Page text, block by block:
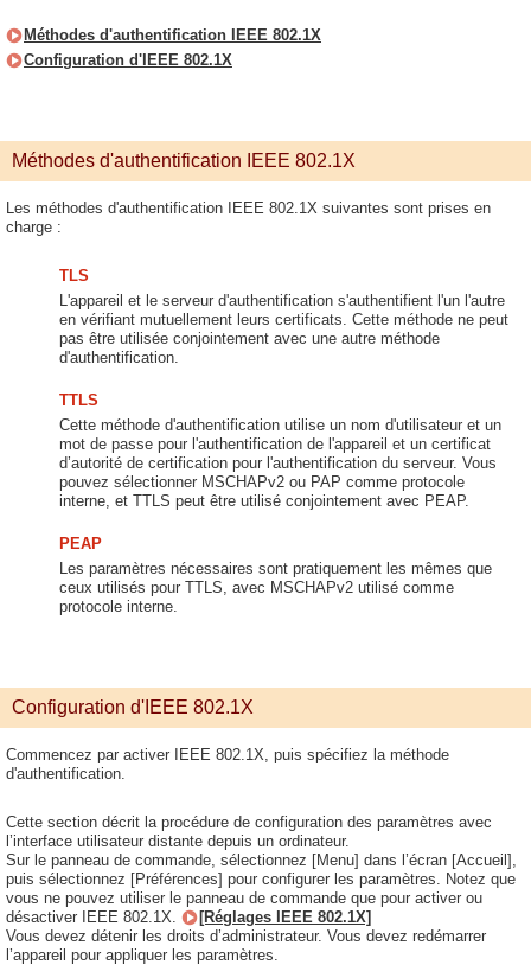
Méthodes d'authentification IEEE 802.1X
Configuration d'IEEE 802.1X
Méthodes d'authentification IEEE 802.1X
Les méthodes d'authentification IEEE 802.1X suivantes sont prises en
charge :
TLS
L'appareil et le serveur d'authentification s'authentifient l'un l'autre
en vérifiant mutuellement leurs certificats. Cette méthode ne peut
pas être utilisée conjointement avec une autre méthode
d'authentification.
TTLS
Cette méthode d'authentification utilise un nom d'utilisateur et un
mot de passe pour l'authentification de l'appareil et un certificat
d’autorité de certification pour l'authentification du serveur. Vous
pouvez sélectionner MSCHAPv2 ou PAP comme protocole
interne, et TTLS peut être utilisé conjointement avec PEAP.
PEAP
Les paramètres nécessaires sont pratiquement les mêmes que
ceux utilisés pour TTLS, avec MSCHAPv2 utilisé comme
protocole interne.
Configuration d'IEEE 802.1X
Commencez par activer IEEE 802.1X, puis spécifiez la méthode
d'authentification.
Cette section décrit la procédure de configuration des paramètres avec
l’interface utilisateur distante depuis un ordinateur.
Sur le panneau de commande, sélectionnez [Menu] dans l’écran [Accueil],
puis sélectionnez [Préférences] pour configurer les paramètres. Notez que
vous ne pouvez utiliser le panneau de commande que pour activer ou
désactiver IEEE 802.1X.
[Réglages IEEE 802.1X]
Vous devez détenir les droits d’administrateur. Vous devez redémarrer
l’appareil pour appliquer les paramètres.